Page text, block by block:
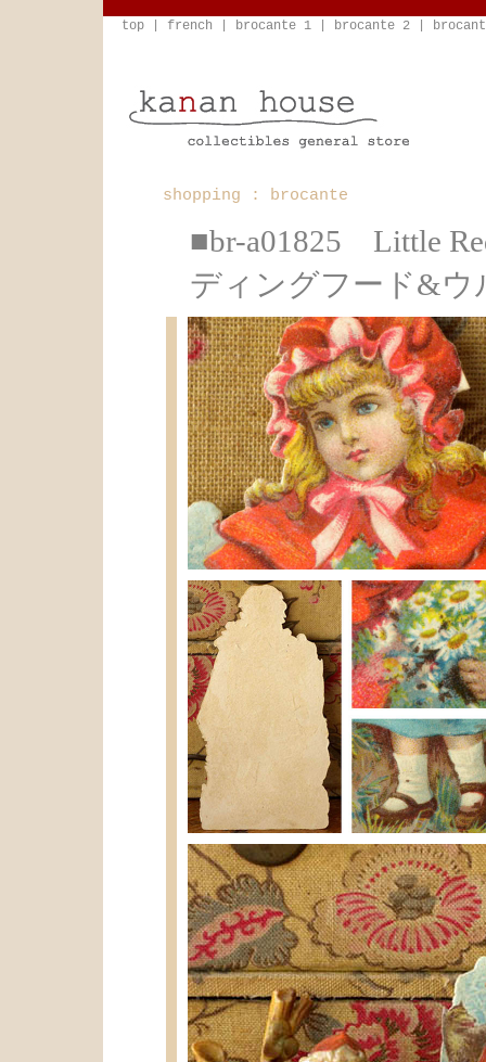
top french brocante 1 brocante 2
shopping : brocante
■br-a01825 Little
ディングフード&ウ